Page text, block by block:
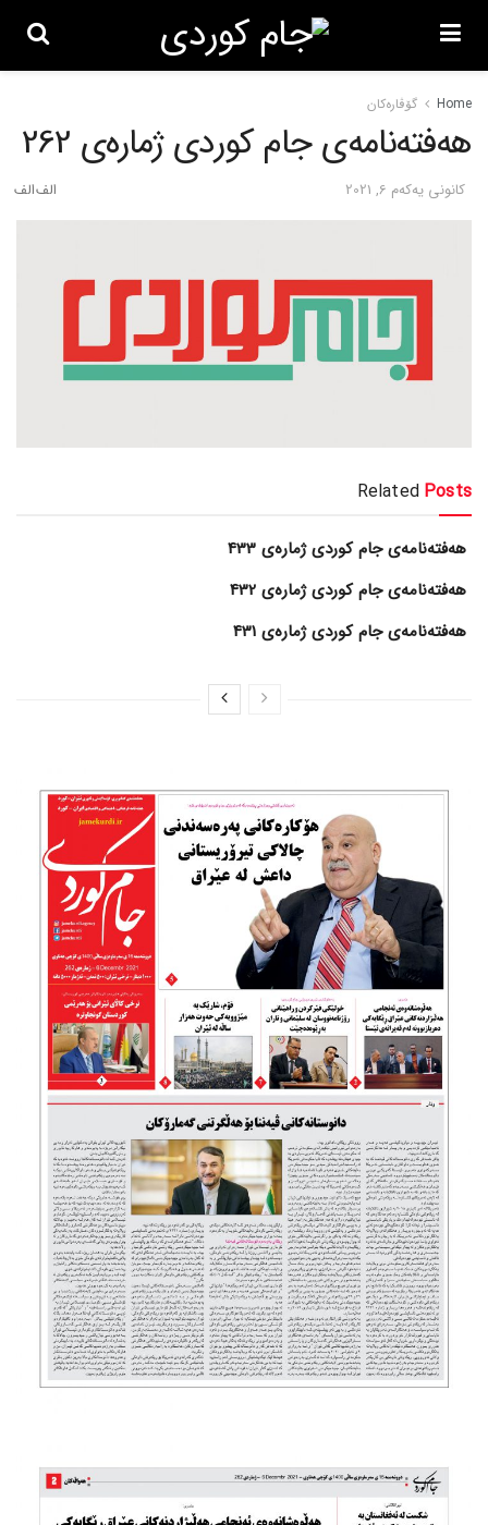
Home گۆڤاره‌کان
هەفتەنامەی جام کوردی ژمارەی 262
كانونی یه‌كه‌م 6, 2021
Related Posts
هەفتەنامەی جام کوردی ژمارەی 433
هەفتەنامەی جام کوردی ژمارەی 432
هەفتەنامەی جام کوردی ژمارەی 431